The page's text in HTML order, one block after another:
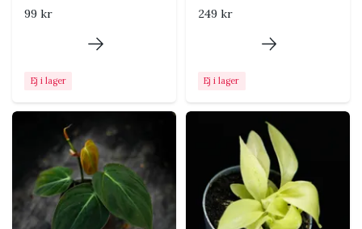
och ljus. Ett klätterstöd eller en mosspåle hjälper
Skötsel
Ljus
Ljust till halvskuggigt läge
med indirekt ljus.
Variegerade sorter behöver
mer ljus för att behålla sin
teckning, men stark
99 kr
Ej i lager
249 kr
Ej i lager